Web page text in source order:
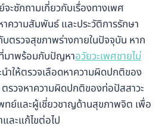
ะซักถามเกี่ยวกับเรื่องทางเพศ
ความสัมพันธ์ และประวัติการรักษา
ตรวจสุขภาพร่างกายในปัจจุบัน หาก
มาพร้อมกับปัญหาอวัยวะเพศชายไม่
ำให้ตรวจเลือดหาความผิดปกติของ
รวจหาความผิดปกติของท่อปัสสาวะ
ย์และผู้เชี่ยวชาญด้านสุขภาพจิต เพื่อ
ละแก้ไขต่อไป